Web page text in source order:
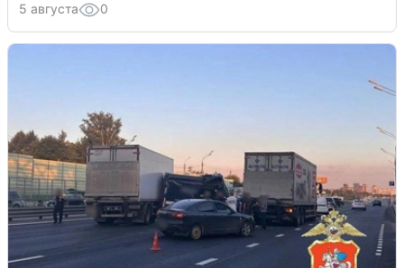
5 августа 0